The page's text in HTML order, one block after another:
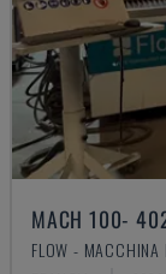
MACH 100-
FLOW - MACCHINA